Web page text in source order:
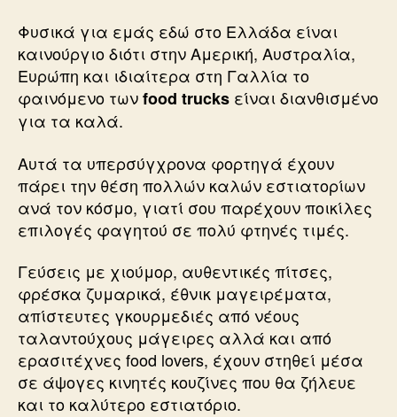
Φυσικά για εμάς εδώ στο Ελλάδα είναι
καινούργιο διότι στην Αμερική, Αυστραλία,
Ευρώπη και ιδιαίτερα στη Γαλλία το
φαινόμενο τωνfood trucks είναι διανθισμένο
για τα καλά.
Αυτά τα υπερσύγχρονα φορτηγά έχουν
πάρει την θέση πολλών καλών εστιατορίων
ανά τον κόσμο, γιατί σου παρέχουν ποικίλες
επιλογές φαγητού σε πολύ φτηνές τιμές.
Γεύσεις με χιούμορ, αυθεντικές πίτσες,
φρέσκα ζυμαρικά, έθνικ μαγειρέματα,
απίστευτες γκουρμεδιές από νέους
ταλαντούχους μάγειρες αλλά και από
ερασιτέχνες food lovers, έχουν στηθεί μέσα
σε άψογες κινητές κουζίνες που θα ζήλευε
και το καλύτερο εστιατόριο.